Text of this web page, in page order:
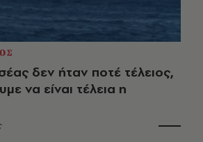
δεν ήταν ποτέ τέλειος,
να είναι τέλεια η